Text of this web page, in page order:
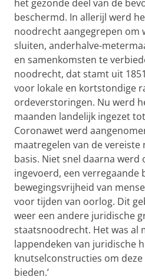
het gezonde deel van de
beschermd. In allerijl werd
noodrecht aangegrepen om
sluiten, anderhalve-
en samenkomsten te
noodrecht, dat stamt uit
voor lokale en kortstondige
ordeverstoringen. Nu werd
maanden landelijk ingezet
Coronawet werd
maatregelen van de
basis. Niet snel daarna werd
ingevoerd, een verregaande
bewegingsvrijheid van
voor tijden van oorlog. Dit
weer een andere juridische
staatsnoodrecht. Het was al
lappendeken van juridische
knutselconstructies om
bieden.’